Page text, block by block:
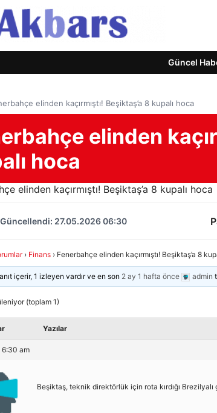
Güncel
elinden kaçırmıştı! Beşiktaş’a 8 kupalı hoca
elinden
hoca
Güncellendi: 27.05.2026 06:30
› Finans › Fenerbahçe elinden kaçırmıştı! Beşiktaş’a 8
içerir, 1 izleyen vardır ve en son 2 ay 1 hafta önce admin
(toplam 1)
Yazılar
am
Beşiktaş, teknik direktörlük için rota kırdığı